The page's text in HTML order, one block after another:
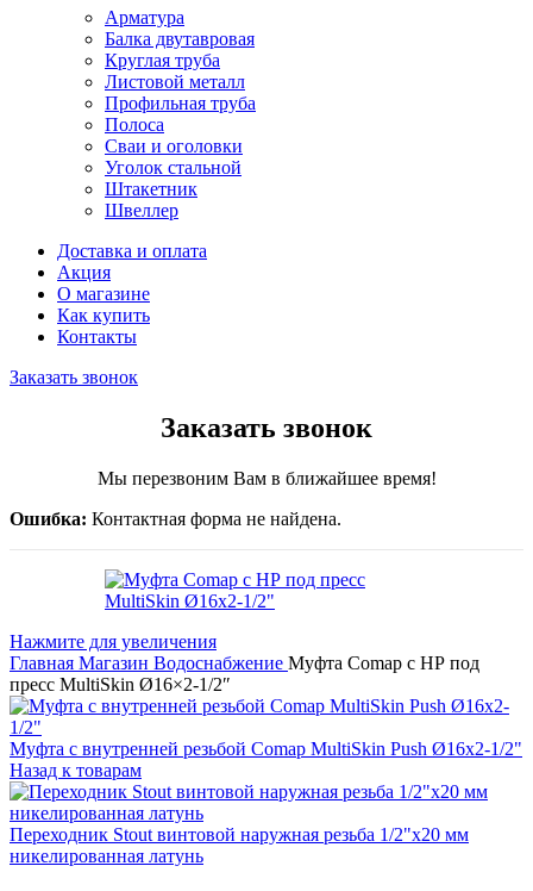
Арматура
Балка двутавровая
Круглая труба
Листовой металл
Профильная труба
Полоса
Сваи и оголовки
Уголок стальной
Штакетник
Швеллер
Доставка и оплата
Акция
О магазине
Как купить
Контакты
Заказать звонок
Заказать звонок
Мы перезвоним Вам в ближайшее время!
Ошибка: Контактная форма не найдена.
Нажмите для увеличения
Главная Магазин Водоснабжение Муфта Comap с НР под
пресс MultiSkin Ø16×2-1/2″
Муфта с внутренней резьбой Comap MultiSkin Push Ø16x2-1/2"
Назад к товарам
Переходник Stout винтовой наружная резьба 1/2"x20 мм
никелированная латунь